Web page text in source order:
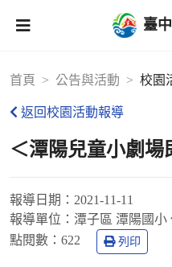
臺
首頁 公告與活動 校園
返回校園活動報導
＜潭陽兒童小劇場
報導日期： 2021-11-11
報導單位： 潭子區 潭陽國小
點閱數： 622 列印